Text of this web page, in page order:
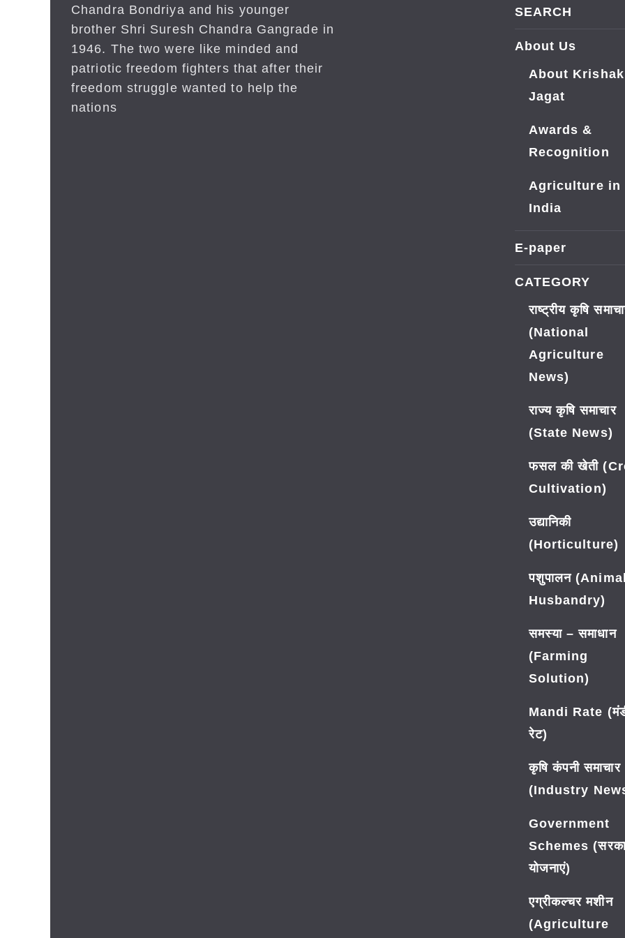
Chandra Bondriya and his younger
brother Shri Suresh Chandra Gangrade in
1946. The two were like minded and
patriotic freedom fighters that after their
freedom struggle wanted to help the
nations
SEARCH
About Us
About Krishak
Jagat
Awards &
Recognition
Agriculture in
India
E-paper
CATEGORY
राष्ट्रीय कृषि
(National
Agriculture
News)
राज्य कृषि समाचार
(State News)
फसल की खेती
Cultivation)
उद्यानिकी
(Horticulture)
पशुपालन (Animal
Husbandry)
समस्या – समाधान
(Farming
Solution)
Mandi Rate
रेट)
कृषि कंपनी समाचार
(Industry
Government
Schemes
योजनाएं)
एग्रीकल्चर मशीन
(Agriculture